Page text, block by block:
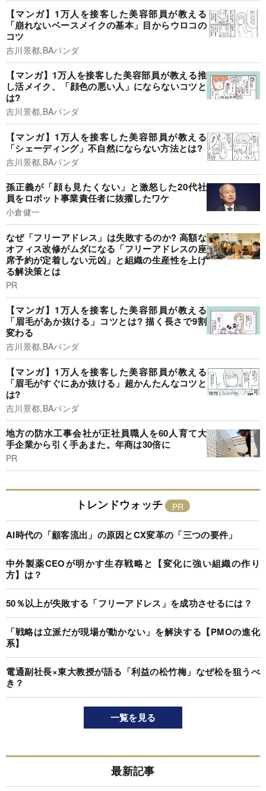
【マンガ】1万人を接客した美容部員が教える
「崩れないベースメイクの基本」目からウロコの
コツ
吉川景都,BAパンダ
【マンガ】1万人を接客した美容部員が教える推
し活メイク、「顔色の悪い人」にならないコツと
は?
吉川景都,BAパンダ
【マンガ】1万人を接客した美容部員が教える
「シェーディング」不自然にならない方法とは?
吉川景都,BAパンダ
孫正義が「顔も見たくない」と激怒した20代社
員をロボット事業責任者に抜擢したワケ
小倉健一
なぜ「フリーアドレス」は失敗するのか? 高額な
オフィス改修がムダになる「フリーアドレスの座
席予約が定着しない元凶」と組織の生産性を上げ
る解決策とは
PR
【マンガ】1万人を接客した美容部員が教える
「眉毛があか抜ける」コツとは? 描く長さで9割
変わる
吉川景都,BAパンダ
【マンガ】1万人を接客した美容部員が教える
「眉毛がすぐにあか抜ける」超かんたんなコツと
は?
吉川景都,BAパンダ
地方の防水工事会社が正社員職人を60人育て大
手企業から引く手あまた。年商は30倍に
PR
トレンドウォッチ
AI時代の「顧客流出」の原因とCX変革の「三つの要件」
中外製薬CEOが明かす生存戦略と【変化に強い組織の作り
方】は？
50％以上が失敗する「フリーアドレス」を成功させるには？
「戦略は立派だが現場が動かない」を解決する【PMOの進化
系】
電通副社長×東大教授が語る「利益の松竹梅」なぜ松を狙うべ
き？
一覧を見る
最新記事